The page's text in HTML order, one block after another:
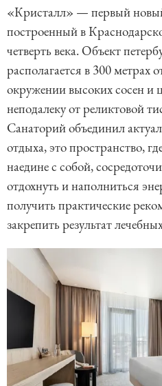
«Кристалл» — первый
построенный в
четверть века. Объект
располагается в 300 метрах
окружении высоких сосен и
неподалеку от реликтовой
Санаторий объединил
отдыха, это пространство,
наедине с собой,
отдохнуть и наполниться
получить практические
закрепить результат